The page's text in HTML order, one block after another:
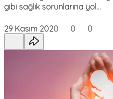
gibi sağlık sorunlarına yol…
29 Kasım 2020 0 0